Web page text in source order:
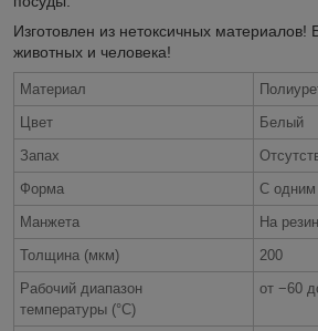
Изготовлен из нетоксичных материалов!
животных и человека!
Материал
Цвет
Белый
Запах
Форма
С
Манжета
На
Толщина (мкм)
200
Рабочий диапазон
температуры (°C)
от −60